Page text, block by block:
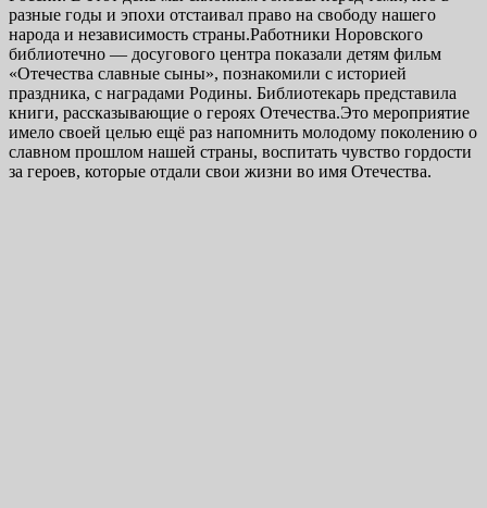
разные годы и эпохи отстаивал право на свободу нашего
народа и независимость страны.Работники Норовского
библиотечно — досугового центра показали детям фильм
«Отечества славные сыны», познакомили с историей
праздника, с наградами Родины. Библиотекарь представила
книги, рассказывающие о героях Отечества.Это мероприятие
имело своей целью ещё раз напомнить молодому поколению о
славном прошлом нашей страны, воспитать чувство гордости
за героев, которые отдали свои жизни во имя Отечества.